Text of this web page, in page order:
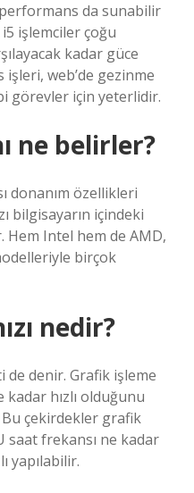
da sunabilir
işlemciler çoğu
kadar güce
web’de gezinme
görevler için yeterlidir.
ne belirler?
donanım özellikleri
bilgisayarın içindeki
Hem Intel hem de AMD,
birçok
nedir?
de denir. Grafik işleme
hızlı olduğunu
çekirdekler grafik
saat frekansı ne kadar
yapılabilir.